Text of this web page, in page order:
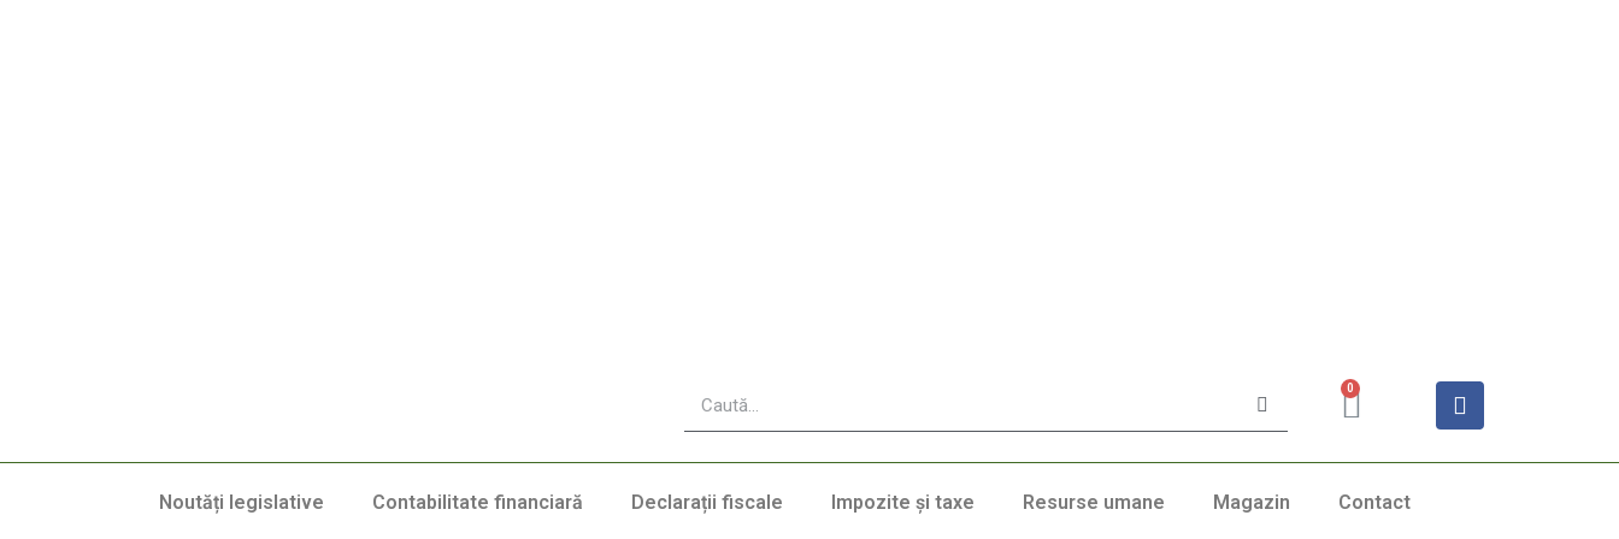
0
Noutăți legislative Contabilitate financiară Declarații fiscale Impozite și taxe Resurse umane Magazin Contact